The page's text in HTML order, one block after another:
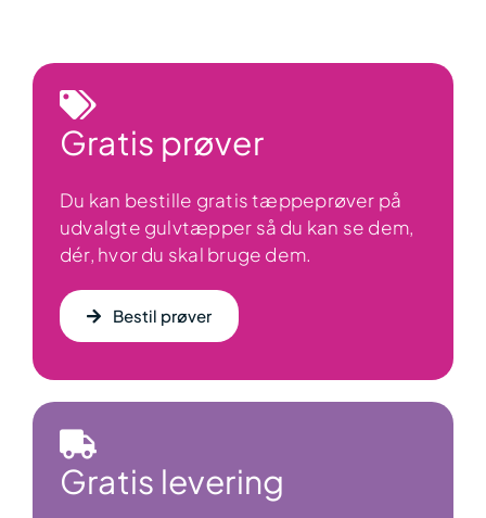
Gratis prøver
Du kan bestille gratis tæppeprøver på
udvalgte gulvtæpper så du kan se dem,
dér, hvor du skal bruge dem.
Bestil prøver
Gratis levering